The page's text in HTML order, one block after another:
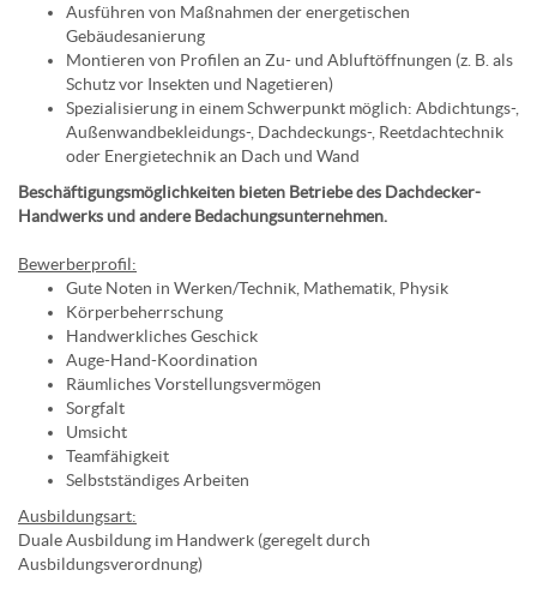
Ausführen von Maßnahmen der energetischen
Gebäudesanierung
Montieren von Profilen an Zu- und Abluftöffnungen (z. B. als
Schutz vor Insekten und Nagetieren)
Spezialisierung in einem Schwerpunkt möglich: Abdichtungs-,
Außenwandbekleidungs-, Dachdeckungs-, Reetdachtechnik
oder Energietechnik an Dach und Wand
Beschäftigungsmöglichkeiten bieten Betriebe des Dachdecker-
Handwerks und andere Bedachungsunternehmen.
Bewerberprofil:
Gute Noten in Werken/Technik, Mathematik, Physik
Körperbeherrschung
Handwerkliches Geschick
Auge-Hand-Koordination
Räumliches Vorstellungsvermögen
Sorgfalt
Umsicht
Teamfähigkeit
Selbstständiges Arbeiten
Ausbildungsart:
Duale Ausbildung im Handwerk (geregelt durch
Ausbildungsverordnung)